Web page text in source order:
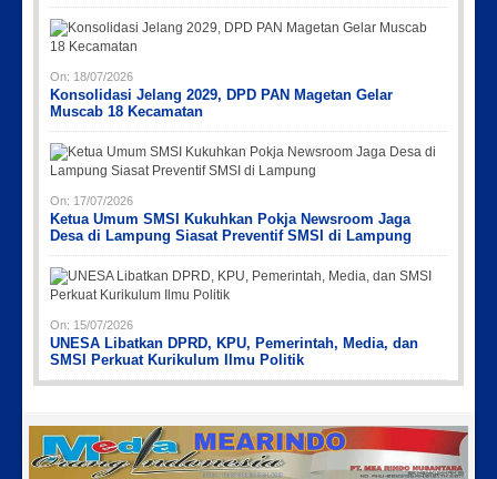
On: 18/07/2026
Konsolidasi Jelang 2029, DPD PAN Magetan Gelar
Muscab 18 Kecamatan
On: 17/07/2026
Ketua Umum SMSI Kukuhkan Pokja Newsroom Jaga
Desa di Lampung Siasat Preventif SMSI di Lampung
On: 15/07/2026
UNESA Libatkan DPRD, KPU, Pemerintah, Media, dan
SMSI Perkuat Kurikulum Ilmu Politik